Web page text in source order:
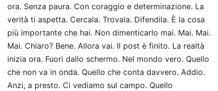
ora. Senza paura. Con coraggio e determinazione. La
verità ti aspetta. Cercala. Trovala. Difendila. È la cosa
più importante che hai. Non dimenticarlo mai. Mai. Mai.
Mai. Chiaro? Bene. Allora vai. Il post è finito. La realtà
inizia ora. Fuori dallo schermo. Nel mondo vero. Quello
che non va in onda. Quello che conta davvero. Addio.
Anzi, a presto. Ci vediamo sul campo. Quello